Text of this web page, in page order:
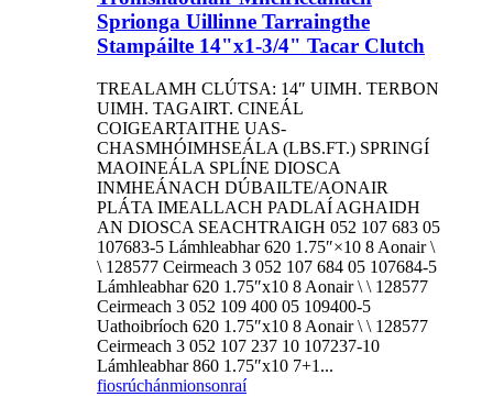
Sprionga Uillinne Tarraingthe
Stampáilte 14"x1-3/4" Tacar Clutch
TREALAMH CLÚTSA: 14″ UIMH. TERBON
UIMH. TAGAIRT. CINEÁL
COIGEARTAITHE UAS-
CHASMHÓIMHSEÁLA (LBS.FT.) SPRINGÍ
MAOINEÁLA SPLÍNE DIOSCA
INMHEÁNACH DÚBAILTE/AONAIR
PLÁTA IMEALLACH PADLAÍ AGHAIDH
AN DIOSCA SEACHTRAIGH 052 107 683 05
107683-5 Lámhleabhar 620 1.75″×10 8 Aonair \
\ 128577 Ceirmeach 3 052 107 684 05 107684-5
Lámhleabhar 620 1.75″x10 8 Aonair \ \ 128577
Ceirmeach 3 052 109 400 05 109400-5
Uathoibríoch 620 1.75″x10 8 Aonair \ \ 128577
Ceirmeach 3 052 107 237 10 107237-10
Lámhleabhar 860 1.75″x10 7+1...
fiosrúchánmionsonraí